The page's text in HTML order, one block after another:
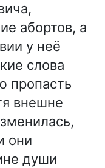
абортов, а
у неё
слова
пропасть
внешне
они
души